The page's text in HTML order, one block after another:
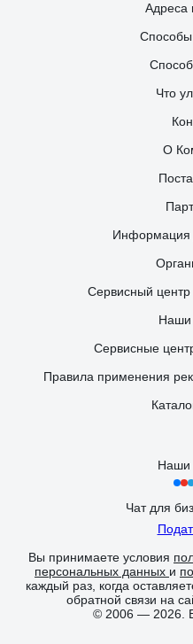
Адреса
Способы
Что
О
Информация
Сервисный
Наши
Сервисные
Правила применения
Наши
Чат для
Вы принимаете условия
персональных данных и
каждый раз, когда
обратной связи на
© 2006 — 2026.